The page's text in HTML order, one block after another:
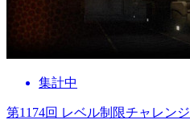
集計中
第1174回 レベル制限チャレンジ